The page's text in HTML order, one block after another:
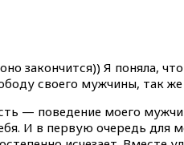
закончится)) Я поняла,
своего мужчины, так
— поведение моего
И в первую очередь для